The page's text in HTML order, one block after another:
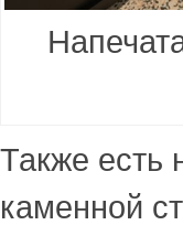
Также есть
каменной